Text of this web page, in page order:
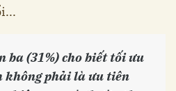
ba (31%) cho biết tối ưu
không phải là ưu tiên